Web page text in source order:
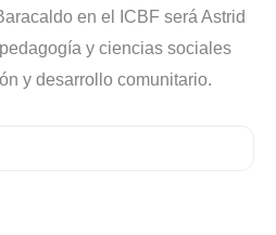
en el ICBF será Astrid
y ciencias sociales
y desarrollo comunitario.